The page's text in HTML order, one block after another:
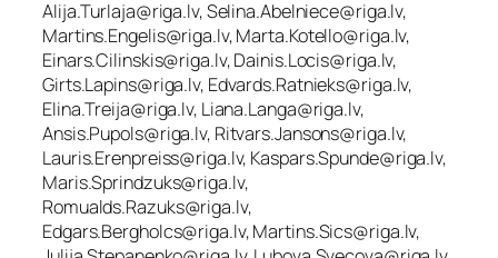
Alija.Turlaja@riga.lv, Selina.Abelniece@riga.lv,
Martins.Engelis@riga.lv, Marta.Kotello@riga.lv,
Einars.Cilinskis@riga.lv, Dainis.Locis@riga.lv,
Girts.Lapins@riga.lv, Edvards.Ratnieks@riga.lv,
Elina.Treija@riga.lv, Liana.Langa@riga.lv,
Ansis.Pupols@riga.lv, Ritvars.Jansons@riga.lv,
Lauris.Erenpreiss@riga.lv, Kaspars.Spunde@riga.lv,
Maris.Sprindzuks@riga.lv,
Romualds.Razuks@riga.lv,
Edgars.Bergholcs@riga.lv, Martins.Sics@riga.lv,